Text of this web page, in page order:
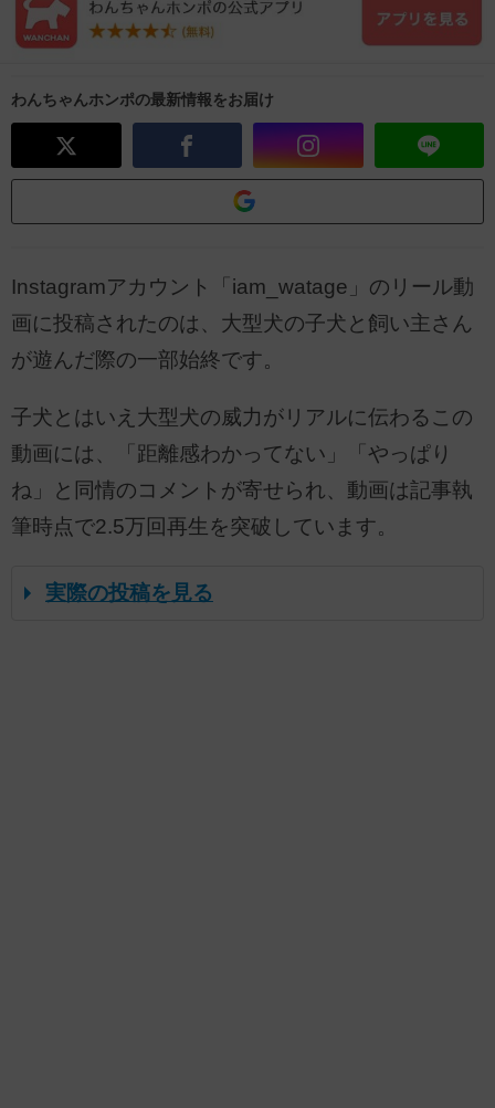
わんちゃんホンポの最新情報をお届け
Instagramアカウント「iam_watage」のリール動
画に投稿されたのは、大型犬の子犬と飼い主さん
が遊んだ際の一部始終です。
子犬とはいえ大型犬の威力がリアルに伝わるこの
動画には、「距離感わかってない」「やっぱり
ね」と同情のコメントが寄せられ、動画は記事執
筆時点で2.5万回再生を突破しています。
実際の投稿を見る